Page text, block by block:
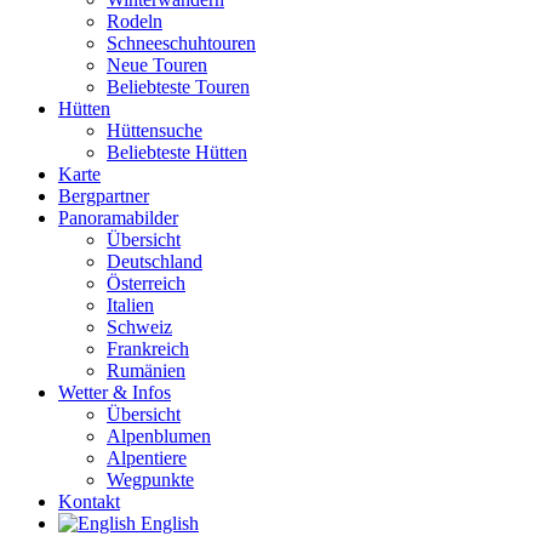
Rodeln
Schneeschuhtouren
Neue Touren
Beliebteste Touren
Hütten
Hüttensuche
Beliebteste Hütten
Karte
Bergpartner
Panoramabilder
Übersicht
Deutschland
Österreich
Italien
Schweiz
Frankreich
Rumänien
Wetter & Infos
Übersicht
Alpenblumen
Alpentiere
Wegpunkte
Kontakt
English